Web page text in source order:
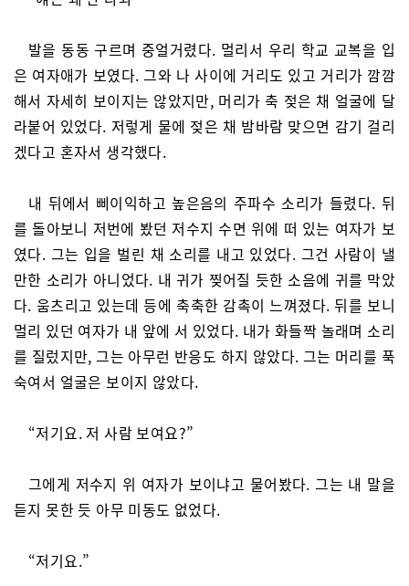
발을 동동 구르며 중얼거렸다. 멀리서 우리 학교 교복을 입
은 여자애가 보였다. 그와 나 사이에 거리도 있고 거리가 깜깜
해서 자세히 보이지는 않았지만, 머리가 축 젖은 채 얼굴에 달
라붙어 있었다. 저렇게 물에 젖은 채 밤바람 맞으면 감기 걸리
겠다고 혼자서 생각했다.
내 뒤에서 삐이익하고 높은음의 주파수 소리가 들렸다. 뒤
를 돌아보니 저번에 봤던 저수지 수면 위에 떠 있는 여자가 보
였다. 그는 입을 벌린 채 소리를 내고 있었다. 그건 사람이 낼
만한 소리가 아니었다. 내 귀가 찢어질 듯한 소음에 귀를 막았
다. 움츠리고 있는데 등에 축축한 감촉이 느껴졌다. 뒤를 보니
멀리 있던 여자가 내 앞에 서 있었다. 내가 화들짝 놀래며 소리
를 질렀지만, 그는 아무런 반응도 하지 않았다. 그는 머리를 푹
숙여서 얼굴은 보이지 않았다.
“저기요. 저 사람 보여요?”
그에게 저수지 위 여자가 보이냐고 물어봤다. 그는 내 말을
듣지 못한 듯 아무 미동도 없었다.
“저기요.”